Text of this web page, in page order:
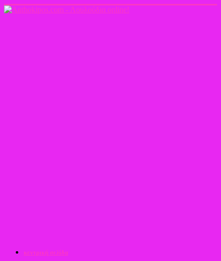
κεντρική σελίδα